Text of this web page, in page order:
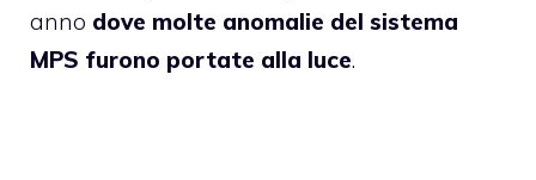
anno dove molte anomalie del sistema
MPS furono portate alla luce.